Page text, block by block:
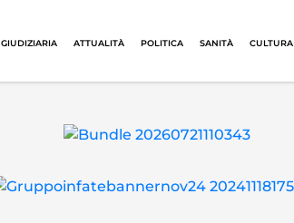
GIUDIZIARIA ATTUALITÀ POLITICA SANITÀ CULTURA